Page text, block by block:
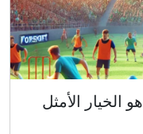
لماذا موقع forsasport.com هو الخيار الأمثل